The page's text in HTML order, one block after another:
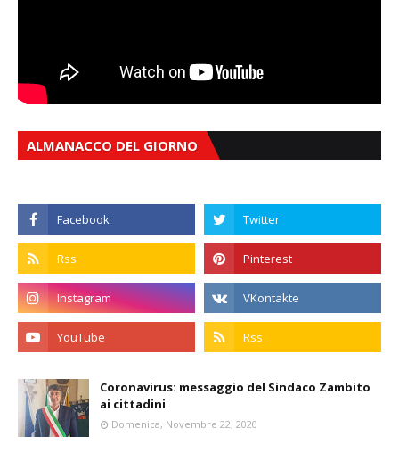
ALMANACCO DEL GIORNO
Coronavirus: messaggio del Sindaco Zambito
ai cittadini
Domenica, Novembre 22, 2020